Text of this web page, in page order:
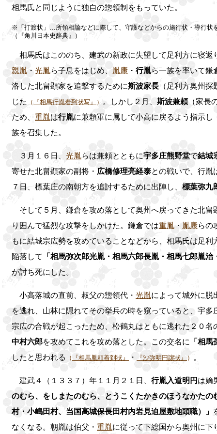
相馬氏と同じように独自の惣領制をもっていた。
※「打渡状」…所領相論などに際して、守護などからの施行状・導行状
（『角川日本史辞典』）
相馬氏はこののち、建武の新政に失望して足利方に寝
親胤 ・ 光胤ら子息をはじめ、 胤康 ・ 行胤ら一族を率いて鎌
洛した北畠顕家を追撃するために斯波家長 （足利方奥州
じた
（ 『相馬行胤着到状写』 ） 。しかし２月、 斯波兼頼（家長
ため、 重胤は行胤に兼頼軍に属して小高に戻るよう指示し
族を召集した。
３月１６日、 光胤らは兼頼とともに宇多庄熊野堂で結城
寄せた北畠顕家の副将・ 広橋修理亮経泰との戦いで、行胤
７日、標葉庄の南朝方を追討するために出陣し、 標葉弥九
そして５月、鎌倉を攻め落として奥州へ戻ってきた北畠
り囲んで猛烈な攻撃をしかけた。鎌倉では重胤 ・ 胤康らの
もに結城宗広勢を攻めていることなどから、相馬氏は足
陥落して
「相馬弥次郎光胤・相馬六郎長胤・相馬七郎胤
が討ち死にした。
小高落城の直前、叔父の惣領代・ 光胤によって城外に脱
を逃れ、山林に隠れてその挙兵の時を窺っていると、宇
宗広の合戦が起こったため、松鶴丸はともに逃れた２０
中村六郎を攻めてこれを攻め落とした。この交名に
「相
したと思われる
（ 『相馬胤頼着到状』 ・ 『沙弥明円譲状』 ） 。
建武４（１３３７）年１１月２１日、 行胤入道明円 は嫡
のむら、をしまたのむら、とうこくたかきのほうなかた
村・小嶋田村、当国高城保長田村内岩見迫屋敷地頭職）」
なくなる。朝胤は伯父・ 重胤に従って下総国から奥州に